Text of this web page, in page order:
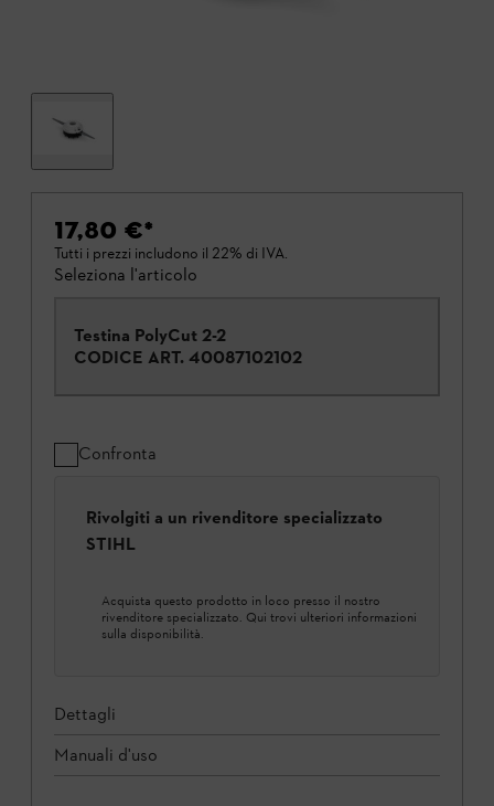
17,80 €*
Tutti i prezzi includono il 22% di IVA.
Seleziona l'articolo
Testina PolyCut 2-2
CODICE ART. 40087102102
Confronta
Rivolgiti a un rivenditore specializzato
STIHL
Acquista questo prodotto in loco presso il nostro
rivenditore specializzato. Qui trovi ulteriori informazioni
sulla disponibilità.
Dettagli
Manuali d'uso